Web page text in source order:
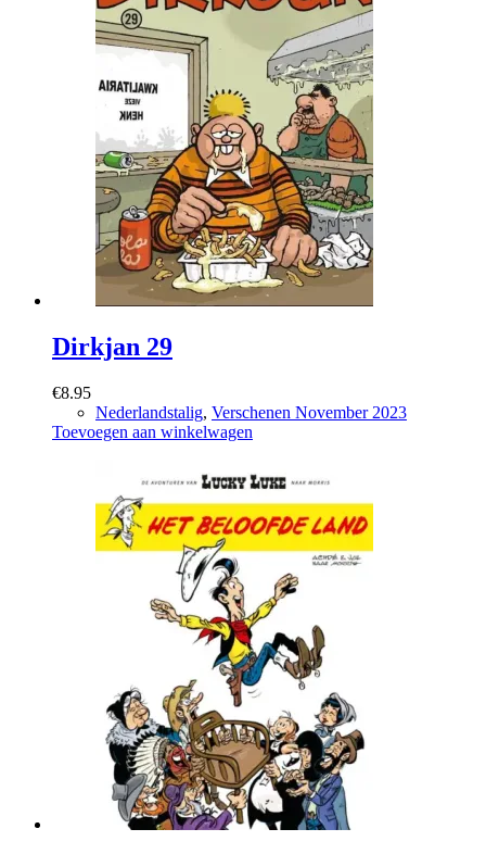
Dirkjan 29
€8.95
Nederlandstalig, Verschenen November 2023
Toevoegen aan winkelwagen